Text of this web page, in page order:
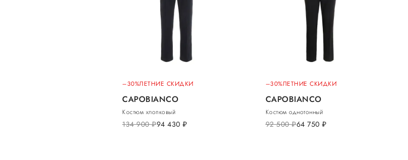
–30%ЛЕТНИЕ СКИДКИ
CAPOBIANCO
Костюм хлопковый
134 900руб.94 430 руб.
–30%ЛЕТНИЕ СКИДКИ
CAPOBIANCO
Костюм однотонный
92 500руб.64 750 руб.